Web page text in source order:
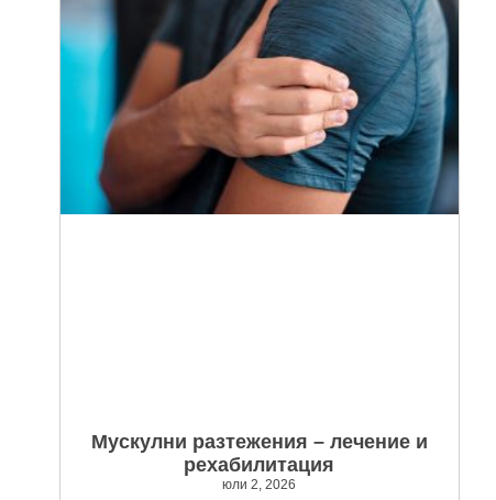
Мускулни разтежения – лечение и
рехабилитация
юли 2, 2026